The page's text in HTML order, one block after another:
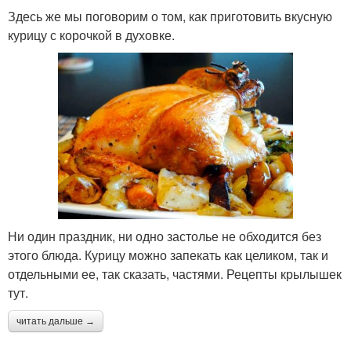
Здесь же мы поговорим о том, как приготовить вкусную
курицу с корочкой в духовке.
Ни один праздник, ни одно застолье не обходится без
этого блюда. Курицу можно запекать как целиком, так и
отдельными ее, так сказать, частями. Рецепты крылышек
тут.
читать дальше →